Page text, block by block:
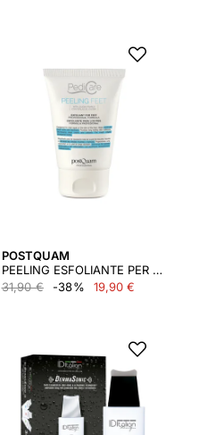
POSTQUAM
PEELING ESFOLIANTE PER PIEDI 100 ML
31,90 €
-38% 19,90 €